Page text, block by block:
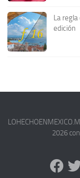
La
edición
2026